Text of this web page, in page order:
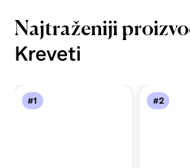
Najtraženiji
Kreveti
#1 #2